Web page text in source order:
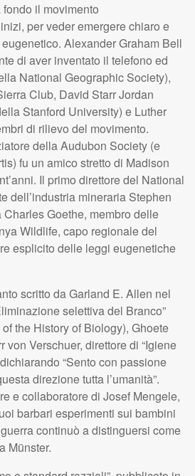
fondo il movimento
per veder emergere chiaro e
Alexander Graham Bell
di aver inventato il telefono ed
National Geographic Society),
Club, David Starr Jordan
Stanford University) e Luther
di rilievo del movimento.
della Audubon Society (e
fu un amico stretto di Madison
Il primo direttore del National
dell’industria mineraria Stephen
Charles Goethe, membro delle
Wildlife, capo regionale del
esplicito delle leggi eugenetiche
scritto da Garland E. Allen nel
selettiva del Branco”
the History of Biology), Ghoete
von Verschuer, direttore di “Igiene
“Sento con passione
direzione tutta l’umanità”.
e collaboratore di Josef Mengele,
barbari esperimenti sui bambini
continuò a distinguersi come
Münster.